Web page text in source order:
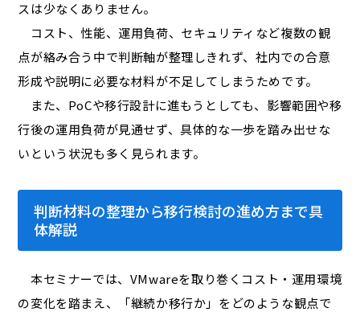
スは少なくありません。
コスト、性能、運用負荷、セキュリティなど複数の観
点が絡み合う中で判断軸が整理しきれず、社内での合意
形成や説明に必要な材料が不足してしまうためです。
また、PoCや移行設計に進もうとしても、影響範囲や移
行後の運用負荷が見通せず、具体的な一歩を踏み出せな
いという状況も多く見られます。
判断材料の整理から移行検討の進め方まで具
体解説
本セミナーでは、VMwareを取り巻くコスト・運用環境
の変化を踏まえ、「継続か移行か」をどのような観点で